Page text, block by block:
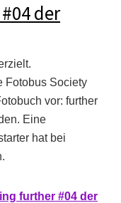
der
Fotobus Society
vor: further
Eine
hat bei
further #04 der